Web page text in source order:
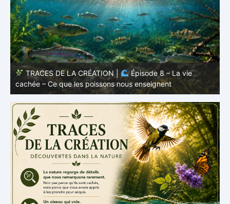
TRACES DE LA CRÉATION |
Épisode 7: La vie cachée
– Pourquoi les poissons restent des poissons